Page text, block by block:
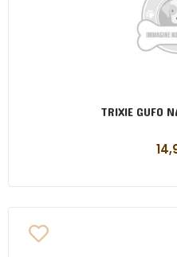
TRIXIE GUFO